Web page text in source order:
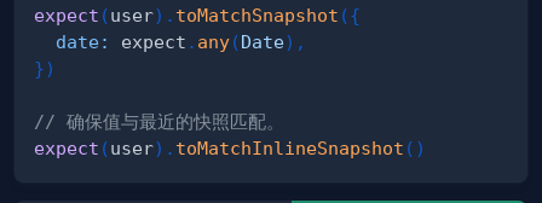
expect (user) . toMatchSnapshot ({
date: expect . any(Date) ,
})
// 确保值与最近的快照匹配。
expect (user) . toMatchInlineSnapshot ( )